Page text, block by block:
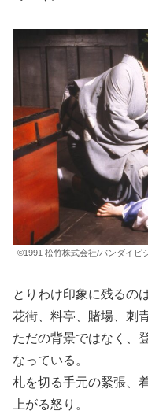
©1991 松竹株式会社/バンダイビ
とりわけ印象に残るの
花街、料亭、賭場、刺
ただの背景ではなく、
なっている。
札を切る手元の緊張、
上がる怒り。